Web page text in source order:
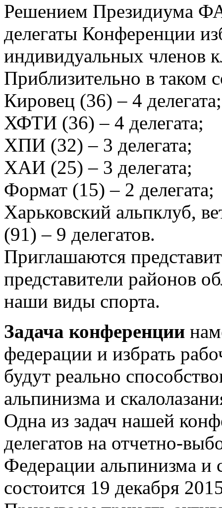
Решением Президиума
делегаты Конференции
индивидуальных членов
Приблизительно в таком
Кировец (36) – 4 делегата;
ХФТИ (36) – 4 делегата;
ХПИ (32) – 3 делегата;
ХАИ (25) – 3 делегата;
Формат (15) – 2 делегата;
Харьковский альпклуб,
(91) – 9 делегатов.
Приглашаются
представители районов
наши виды спорта.
Задача конференции
федерации и избрать
будут реально
альпинизма и
Одна из задач нашей
делегатов на отчетно-
Федерации альпинизма и
состоится 19 декабря